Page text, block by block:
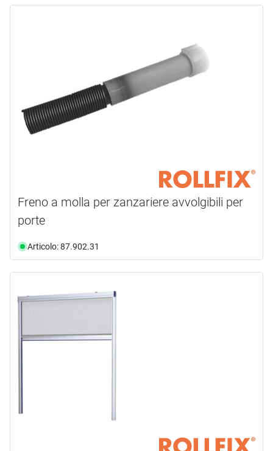
Freno a molla per zanzariere avvolgibili per
porte
Articolo: 87.902.31